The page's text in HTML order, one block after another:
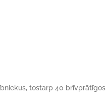
tostarp 40 brīvprātīgos